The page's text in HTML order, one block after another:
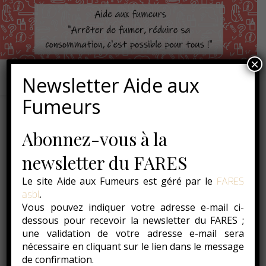
Newsletter Aide aux
Fumeurs
Abonnez-vous à la
newsletter du FARES
Le site Aide aux Fumeurs est géré par le FARES
asbl.
Vous pouvez indiquer votre adresse e-mail ci-
dessous pour recevoir la newsletter du FARES ;
une validation de votre adresse e-mail sera
nécessaire en cliquant sur le lien dans le message
de confirmation.
×